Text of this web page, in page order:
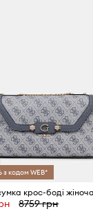
кодом WEB*
8759 грн